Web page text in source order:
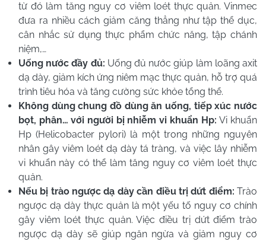
từ đó làm tăng nguy cơ viêm loét thực quản. Vinmec
đưa ra nhiều cách giảm căng thẳng như tập thể dục,
cân nhắc sử dụng thực phẩm chức năng, tập chánh
niệm,…
Uống nước đầy đủ: Uống đủ nước giúp làm loãng axit
dạ dày, giảm kích ứng niêm mạc thực quản, hỗ trợ quá
trình tiêu hóa và tăng cường sức khỏe tổng thể.
Không dùng chung đồ dùng ăn uống, tiếp xúc nước
bọt, phân… với người bị nhiễm vi khuẩn Hp: Vi khuẩn
Hp (Helicobacter pylori) là một trong những nguyên
nhân gây viêm loét dạ dày tá tràng, và việc lây nhiễm
vi khuẩn này có thể làm tăng nguy cơ viêm loét thực
quản.
Nếu bị trào ngược dạ dày cần điều trị dứt điểm: Trào
ngược dạ dày thực quản là một yếu tố nguy cơ chính
gây viêm loét thực quản. Việc điều trị dứt điểm trào
ngược dạ dày sẽ giúp ngăn ngừa và giảm nguy cơ